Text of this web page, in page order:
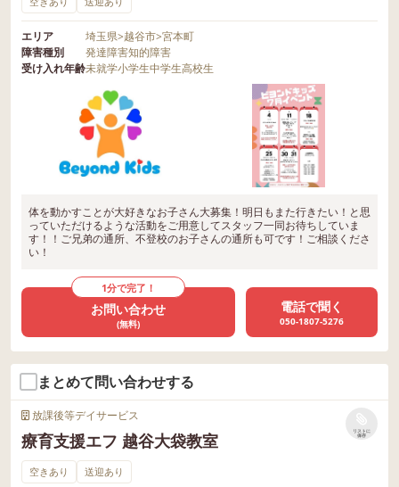
エリア 埼玉県>越谷市>宮本町
障害種別
発達障害知的障害
受け入れ年齢未就学小学生中学生高校生
体を動かすことが大好きなお子さん大募集！明日もまた行きたい！と思
っていただけるような活動をご用意してスタッフ一同お待ちしていま
す！！ご兄弟の通所、不登校のお子さんの通所も可です！ご相談くださ
い！
1分で完了！
お問い合わせ
(無料)
電話で聞く
050-1807-5276
まとめて問い合わせする
放課後等デイサービス
療育支援エフ 越谷大袋教室
リストに
保存
空きあり 送迎あり